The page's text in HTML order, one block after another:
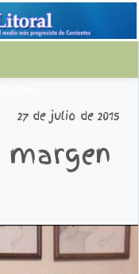
27 de julio de 2015